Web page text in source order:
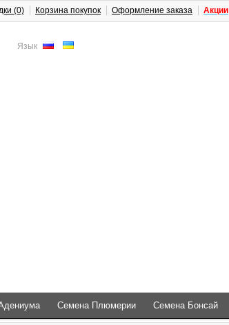
Язык
(0) Корзина покупок Оформление заказа Акции
Семена Плюмерии Семена Бонсай